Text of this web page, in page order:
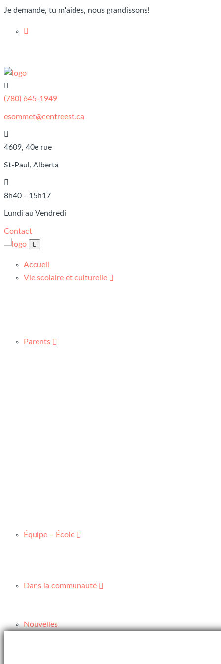
Je demande, tu m'aides, nous grandissons!
(780) 645-1949
esommet@centreest.ca
4609, 40e rue
St-Paul, Alberta
8h40 - 15h17
Lundi au Vendredi
Contact
Accueil
Vie scolaire et culturelle
Parents
Équipe – École
Dans la communauté
Nouvelles